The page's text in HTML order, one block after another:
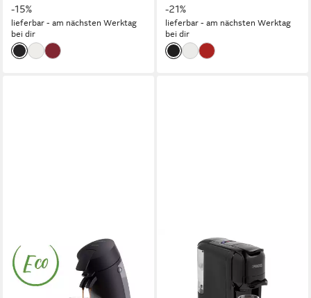
-15%
lieferbar - am nächsten Werktag
bei dir
-21%
lieferbar - am nächsten Werktag
bei dir